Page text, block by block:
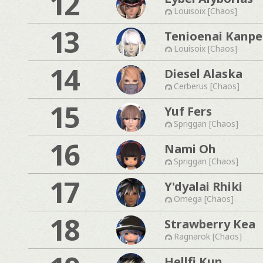
Louisoix [Chaos]
13 Tenioenai
Louisoix [Chaos]
14 Diesel Alaska
Cerberus [Chaos]
15 Yuf Fers
Spriggan [Chaos]
16 Nami Oh
Spriggan [Chaos]
17 Y'dyalai Rhiki
Omega [Chaos]
18 Strawberry Kea
Ragnarok [Chaos]